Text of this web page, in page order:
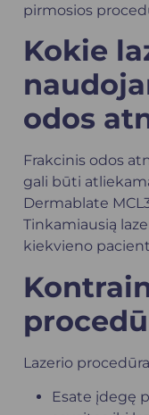
pirmosios
Kokie
odos
Frakcinis odos
gali būti
Dermablate
Tinkamiausią
kiekvieno
Lazerio
Esate įdegę